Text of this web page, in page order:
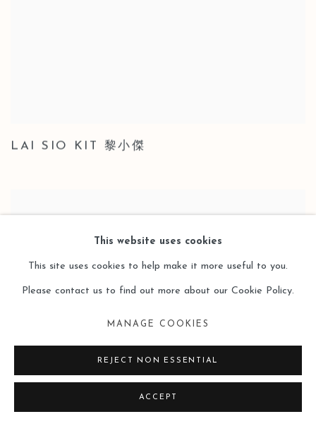
LAI SIO KIT 黎小傑
This website uses cookies
This site uses cookies to help make it more useful to you.
Please contact us to find out more about our Cookie Policy.
MANAGE COOKIES
REJECT NON ESSENTIAL
ACCEPT